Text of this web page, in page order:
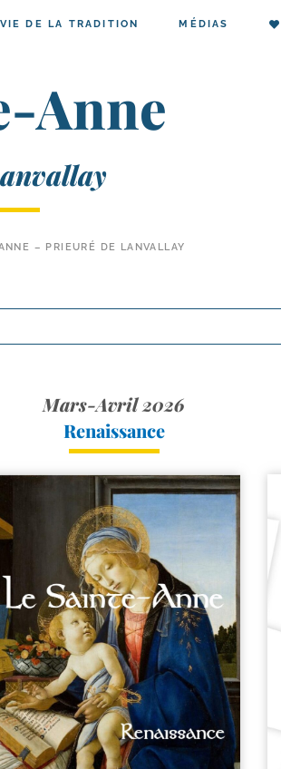
VIE DE LA TRADITION MÉDIAS
Anne
– PRIEURÉ DE LANVALLAY
Mars-Avril 2026
Renaissance